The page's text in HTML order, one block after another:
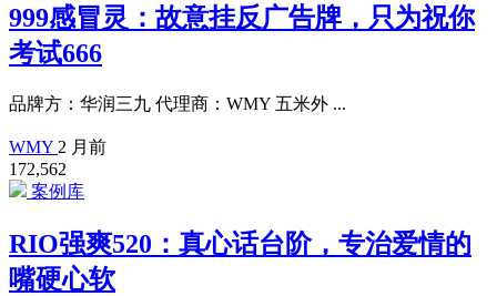
999感冒灵：故意挂反广告牌，只为祝你
考试666
品牌方：华润三九 代理商：WMY 五米外 ...
WMY 2 月前
172,562
案例库
RIO强爽520：真心话台阶，专治爱情的
嘴硬心软